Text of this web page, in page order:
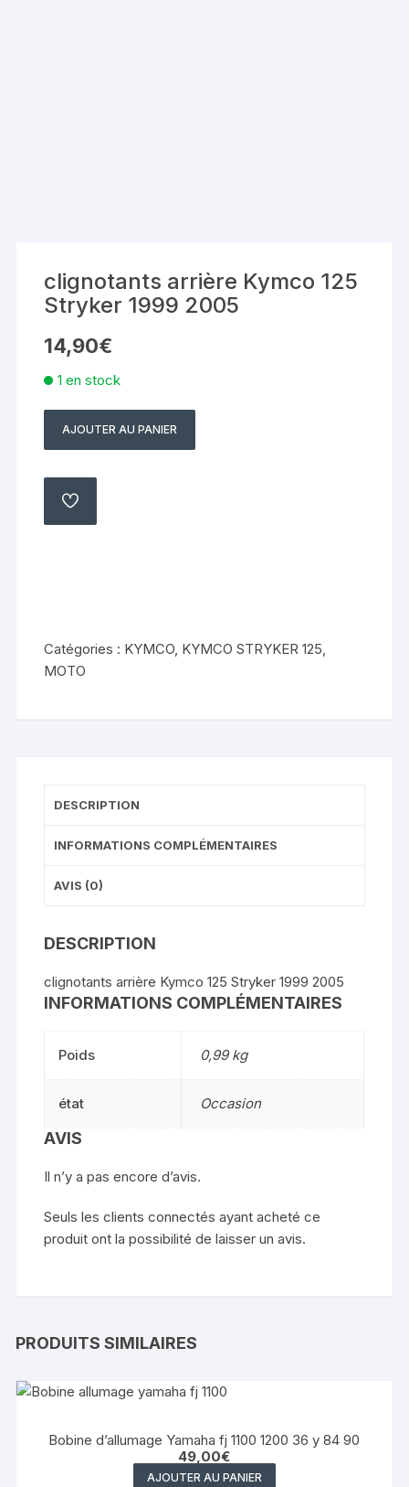
clignotants arrière Kymco 125
Stryker 1999 2005
14,90€
1 en stock
quantité
clignotants
arrière
Kymco
AJOUTER AU PANIER
AJOUTER
Catégories : KYMCO KYMCO STRYKER 125
MOTO
DESCRIPTION
INFORMATIONS COMPLÉMENTAIRES
AVIS (0)
DESCRIPTION
clignotants arrière Kymco 125 Stryker 1999 2005
INFORMATIONS COMPLÉMENTAIRES
Poids 0,99 kg
état Occasion
AVIS
Il n’y a pas encore d’avis.
Seuls les clients connectés ayant acheté ce
produit ont la possibilité de laisser un avis.
PRODUITS SIMILAIRES
Bobine d’allumage Yamaha fj 1100 1200 36 y 84 90
49,00€
AJOUTER AU PANIER